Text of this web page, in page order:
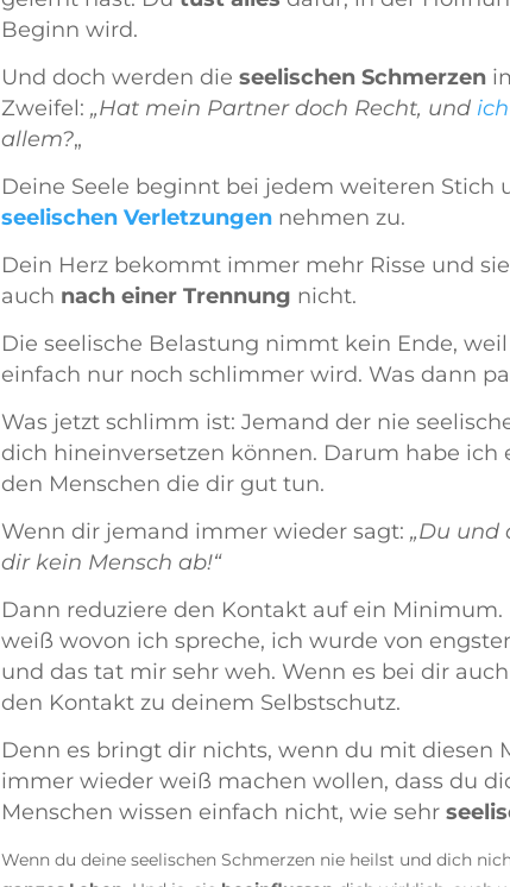
Beginn wird.
Und doch werden die seelischen Schmerzen
Zweifel: „Hat mein Partner doch Recht, und
allem?„
Deine Seele beginnt bei jedem weiteren
seelischen Verletzungen nehmen zu.
Dein Herz bekommt immer mehr Risse und
auch nach einer Trennung nicht.
Die seelische Belastung nimmt kein Ende,
einfach nur noch schlimmer wird. Was dann
Was jetzt schlimm ist: Jemand der nie
dich hineinversetzen können. Darum habe
den Menschen die dir gut tun.
Wenn dir jemand immer wieder sagt: „Du und
dir kein Mensch ab!“
Dann reduziere den Kontakt auf ein
weiß wovon ich spreche, ich wurde von
und das tat mir sehr weh. Wenn es bei dir
den Kontakt zu deinem Selbstschutz.
Denn es bringt dir nichts, wenn du mit diesen
immer wieder weiß machen wollen, dass du
Menschen wissen einfach nicht, wie sehr
Wenn du deine seelischen Schmerzen nie heilst und dich